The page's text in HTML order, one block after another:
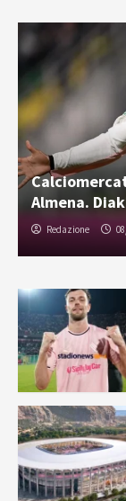
Almena.
Redazione